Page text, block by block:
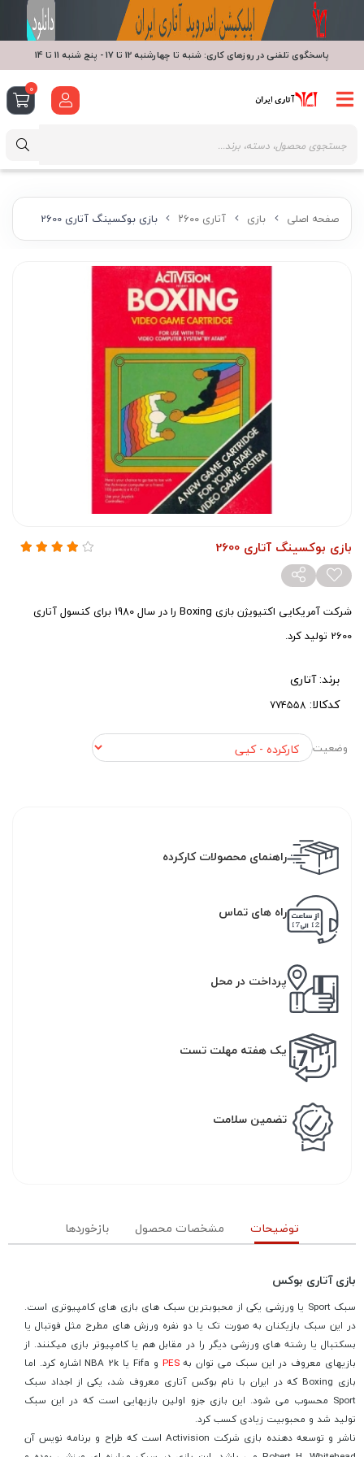
صفحه اصلی بازی آتاری ۲۶۰۰ بازی بوکسینگ آتاری 2600
بازی بوکسینگ آتاری 2600
شرکت آمریکایی اکتیویژن بازی Boxing را در سال 1980 برای کنسول آتاری
2600 تولید کرد.
برند:آتاری
کدکالا:
وضعیت
راهنمای محصولات کارکرده
راه های تماس
پرداخت در محل
یک هفته مهلت تست
تضمین سلامت
توضیحات مشخصات محصول بازخوردها
بازی آتاری بوکس
سبک Sport یا ورزشی یکی از محبوبترین سبک های بازی های کامپیوتری است.
در این سبک بازیکنان به صورت تک یا دو نفره ورزش های مطرح مثل فوتبال یا
بسکتبال یا رشته های ورزشی دیگر را در مقابل هم یا کامپیوتر بازی میکنند. از
بازیهای معروف در این سبک می توان بهPES
و Fifa یا NBA 2k اشاره کرد. اما
بازی Boxing که در ایران با نام بوکس آتاری معروف شد، یکی از اجداد سبک
Sport محسوب می شود. این بازی جزو اولین بازیهایی است که در این سبک
تولید شد و محبوبیت زیادی کسب کرد.
ناشر و توسعه دهنده بازی شرکت Activision است که طراح و برنامه نویس آن
پاسخگوی تلفنی در روزهای کاری: شنبه تا چهارشنبه 12 تا 17 - پنج شنبه 11 تا 14
0